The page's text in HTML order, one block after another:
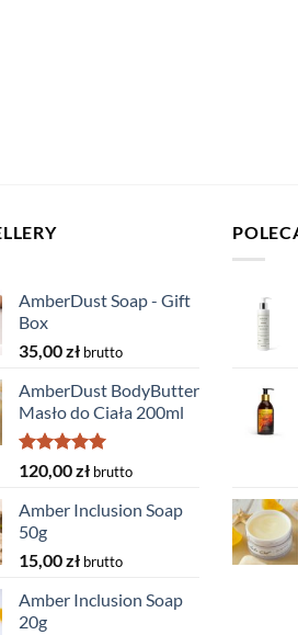
AmberDust Soap - Gift
Box
35,00zł brutto
AmberDust BodyButter
Masło do Ciała 200ml
Rated5.00
out of 5
120,00zł brutto
Amber Inclusion Soap
50g
15,00zł brutto
Amber Inclusion Soap
20g